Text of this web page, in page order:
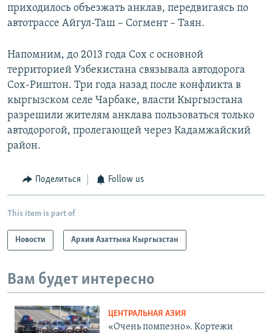
приходилось объезжать анклав, передвигаясь по
автотрассе Айгул-Таш – Согмент – Таян.
Напомним, до 2013 года Сох с основной
территорией Узбекистана связывала автодорога
Сох-Риштон. Три года назад после конфликта в
кыргызском селе Чарбаке, власти Кыргызстана
разрешили жителям анклава пользоваться только
автодорогой, пролегающей через Кадамжайский
район.
Поделиться Follow us
This item is part of
Новости Архив Азаттыка Кыргызстан
Вам будет интересно
ЦЕНТРАЛЬНАЯ АЗИЯ
«Очень помпезно». Кортежи